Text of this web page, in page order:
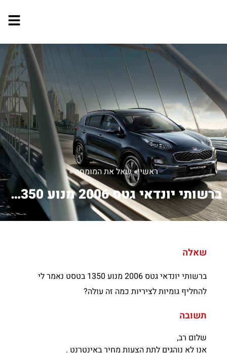
ראשי»שאל את המומחה»
ברשותי יונדאי גטס 2006 מנוע 1350 בטסט...
שאלה
ברשותי יונדאי גטס 2006 מנוע 1350 בטסט נאמר לי
להחליף גומיות לציריות כמה זה עולה?
תשובה
שלום רב,
אנו לא נוהגים לתת הצעות מחיר באינטרנט .